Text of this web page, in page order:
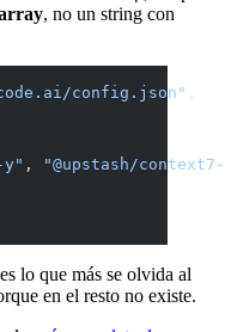
, no un string con
config.json" ,
y" ,
"@upstash/context7-
lo que más se olvida al
en el resto no existe.